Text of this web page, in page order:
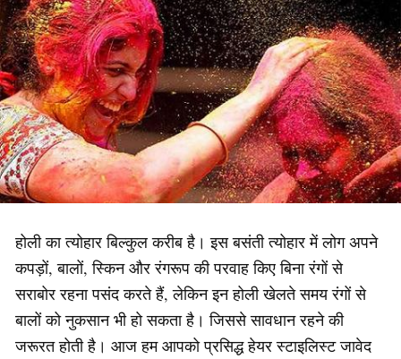
होली का त्योहार बिल्कुल करीब है। इस बसंती त्योहार में लोग अपने
कपड़ों, बालों, स्किन और रंगरूप की परवाह किए बिना रंगों से
सराबोर रहना पसंद करते हैं, लेकिन इन होली खेलते समय रंगों से
बालों को नुकसान भी हो सकता है। जिससे सावधान रहने की
जरूरत होती है। आज हम आपको प्रसिद्ध हेयर स्टाइलिस्ट जावेद